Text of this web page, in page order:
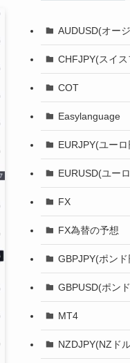
AUDUSD(オー
CHFJPY(スイ
COT
Easylanguage
EURJPY(ユー
EURUSD(ユー
FX
FX為替の予想
GBPJPY(ポン
GBPUSD(ポン
MT4
NZDJPY(NZド